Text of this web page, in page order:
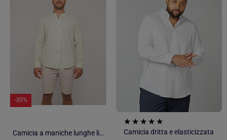
-30%
Camicia a maniche lunghe lino DUCHERO
Camicia dritta e elasticizzata